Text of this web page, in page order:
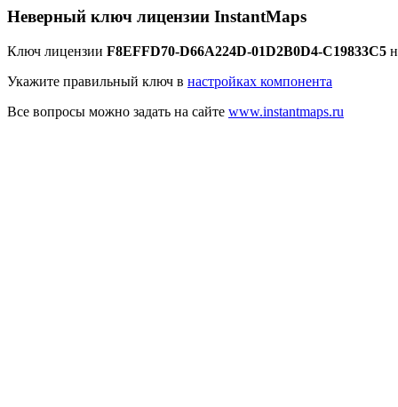
Неверный ключ лицензии InstantMaps
Ключ лицензии F8EFFD70-D66A224D-01D2B0D4-C19833C5
Укажите правильный ключ в настройках компонента
Все вопросы можно задать на сайте www.instantmaps.ru